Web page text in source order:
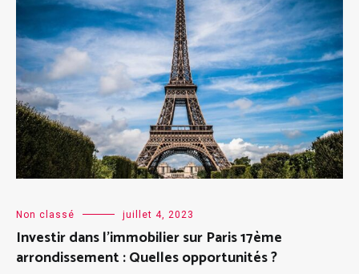
Non classé juillet 4, 2023
Investir dans l’immobilier sur Paris 17ème
arrondissement : Quelles opportunités ?